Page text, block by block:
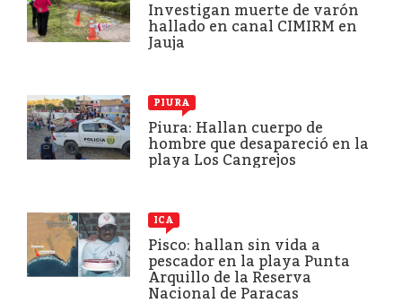
Investigan muerte de varón
hallado en canal CIMIRM en
Jauja
PIURA
Piura: Hallan cuerpo de
hombre que desapareció en la
playa Los Cangrejos
ICA
Pisco: hallan sin vida a
pescador en la playa Punta
Arquillo de la Reserva
Nacional de Paracas